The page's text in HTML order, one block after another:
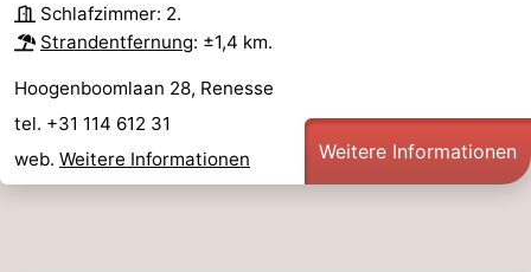
Schlafzimmer: 2.
Strandentfernung: ±1,4 km.
Hoogenboomlaan 28, Renesse
tel. +31 114 612 31
web. Weitere Informationen Weitere Informationen